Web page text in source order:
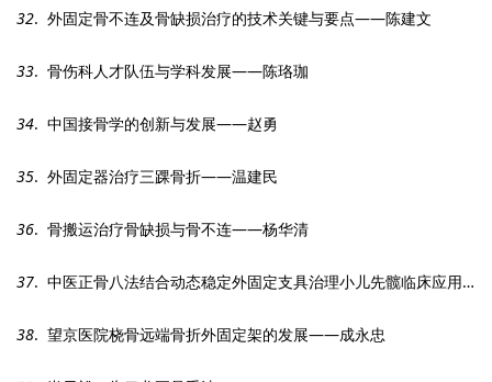
32. 外固定骨不连及骨缺损治疗的技术关键与要点——陈建文
33. 骨伤科人才队伍与学科发展——陈珞珈
34. 中国接骨学的创新与发展——赵勇
35. 外固定器治疗三踝骨折——温建民
36. 骨搬运治疗骨缺损与骨不连——杨华清
37. 中医正骨八法结合动态稳定外固定支具治理小儿先髋临床应用——胡大勇
38. 望京医院桡骨远端骨折外固定架的发展——成永忠